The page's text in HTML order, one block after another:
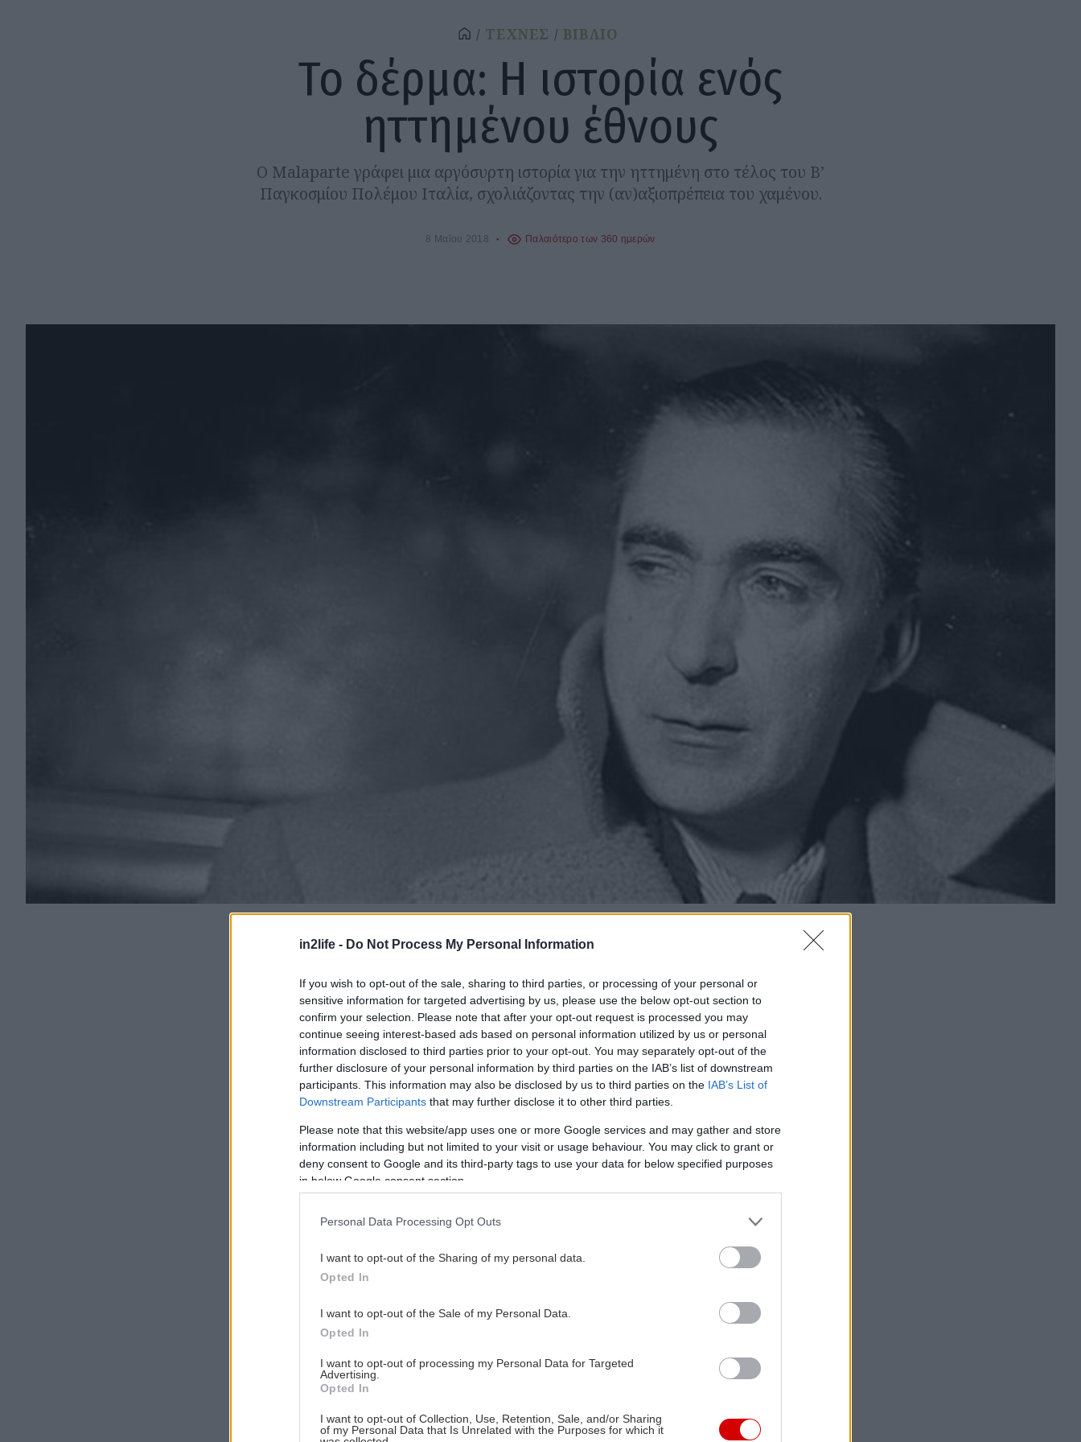
in2life - Do Not Process My Personal Information
If you wish to opt-out of the sale, sharing to third parties, or processing of your personal or
sensitive information for targeted advertising by us, please use the below opt-out section to
confirm your selection. Please note that after your opt-out request is processed you may
continue seeing interest-based ads based on personal information utilized by us or personal
information disclosed to third parties prior to your opt-out. You may separately opt-out of the
further disclosure of your personal information by third parties on the IAB’s list of downstream
participants. This information may also be disclosed by us to third parties on the IAB’s List of
Downstream Participants that may further disclose it to other third parties.
Please note that this website/app uses one or more Google services and may gather and store
information including but not limited to your visit or usage behaviour. You may click to grant or
deny consent to Google and its third-party tags to use your data for below specified purposes
in below Google consent section.
Personal Data Processing Opt Outs
I want to opt-out of the Sharing of my personal data.
Opted In
I want to opt-out of the Sale of my Personal Data.
Opted In
I want to opt-out of processing my Personal Data for Targeted
Advertising.
Opted In
I want to opt-out of Collection, Use, Retention, Sale, and/or Sharing
of my Personal Data that Is Unrelated with the Purposes for which it
ΤΕΧΝΕΣ ΒΙΒΛΙΟ
Το δέρμα: Η ιστορία ενός
ηττημένου έθνους
Ο Malaparte γράφει μια αργόσυρτη ιστορία για την ηττημένη στο τέλος του Β’
Παγκοσμίου Πολέμου Ιταλία, σχολιάζοντας την (αν)αξιοπρέπεια του χαμένου.
8 Μαΐου 2018 Παλαιότερο των 360 ημερών